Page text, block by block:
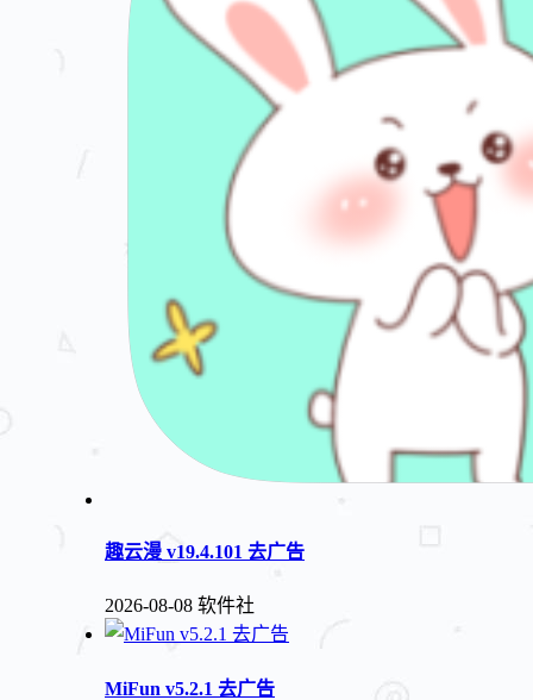
趣云漫 v19.4.101 去广告
2026-08-08 软件社
MiFun v5.2.1 去广告